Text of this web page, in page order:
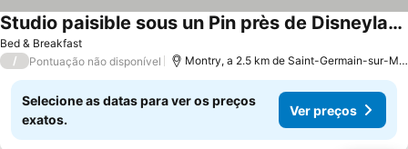
Bed & Breakfast
Studio paisible sous un Pin près de Disneyland
/ Pontuação não disponível Montry, a 2.5 km de Saint-Germain-sur-Morin
Selecione as datas para ver os preços
exatos.
Ver preços